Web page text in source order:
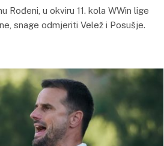
Rođeni, u okviru 11. kola WWin lige
snage odmjeriti Velež i Posušje.